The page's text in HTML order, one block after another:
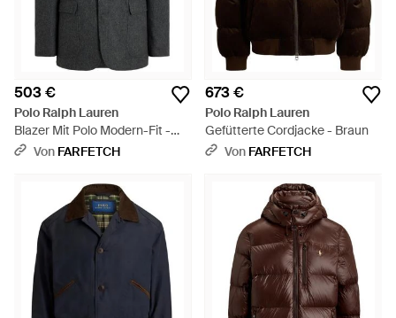
503 €
Polo Ralph Lauren
Blazer Mit Polo Modern-Fit -
Schwarz
Von FARFETCH
673 €
Polo Ralph Lauren
Gefütterte Cordjacke - Braun
Von FARFETCH